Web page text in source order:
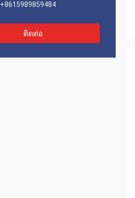
+8615989859484
ติดต่อ